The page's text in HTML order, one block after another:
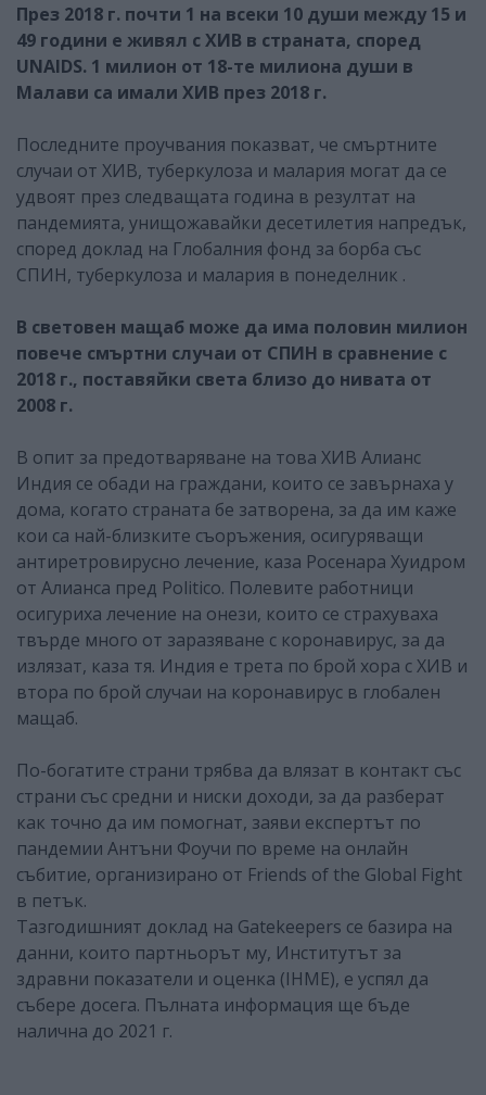
През 2018 г. почти 1 на всеки 10 души между 15 и
49 години е живял с ХИВ в страната, според
UNAIDS. 1 милион от 18-те милиона души в
Малави са имали ХИВ през 2018 г.
Последните проучвания показват, че смъртните
случаи от ХИВ, туберкулоза и малария могат да се
удвоят през следващата година в резултат на
пандемията, унищожавайки десетилетия напредък,
според доклад на Глобалния фонд за борба със
СПИН, туберкулоза и малария в понеделник .
В световен мащаб може да има половин милион
повече смъртни случаи от СПИН в сравнение с
2018 г., поставяйки света близо до нивата от
2008 г.
В опит за предотваряване на това ХИВ Алианс
Индия се обади на граждани, които се завърнаха у
дома, когато страната бе затворена, за да им каже
кои са най-близките съоръжения, осигуряващи
антиретровирусно лечение, каза Росенара Хуидром
от Алианса пред Politico. Полевите работници
осигуриха лечение на онези, които се страхуваха
твърде много от заразяване с коронавирус, за да
излязат, каза тя. Индия е трета по брой хора с ХИВ и
втора по брой случаи на коронавирус в глобален
мащаб.
По-богатите страни трябва да влязат в контакт със
страни със средни и ниски доходи, за да разберат
как точно да им помогнат, заяви експертът по
пандемии Антъни Фоучи по време на онлайн
събитие, организирано от Friends of the Global Fight
в петък.
Тазгодишният доклад на Gatekeepers се базира на
данни, които партньорът му, Институтът за
здравни показатели и оценка (IHME), е успял да
събере досега. Пълната информация ще бъде
налична до 2021 г.